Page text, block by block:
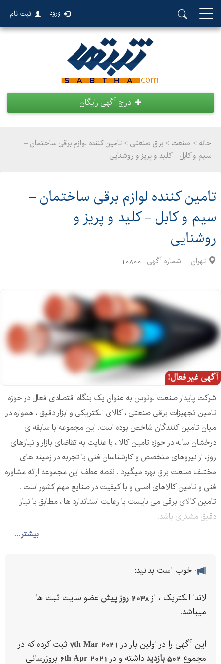
ورود ثبت نام
درج آگهی رایگان
خانه > صنعت > برق صنعتی > تامین کننده لوازم برقی ساختمان –
سیم و کابل – کلید و پریز و روشنایی
تامین کننده لوازم برقی ساختمان –
سیم و کابل – کلید و پریز و
روشنایی
تهران شماره آگهی : 10800
آگهی غیر فعال!
بیشتر...
شرکت پایدار صنعت لوتوس به عنوان یک بنگاه اقتصادی فعال در حوزه
تامین تجهیزات برقی صنعتی ، کالای الکتریکی و ابزار دقیق ، همواره در
میان تامین کنندگان شاخص بوده است. این مجموعه با سابقه ی
درخشان ساله در حوزه تامین کالا ، با عنایت به تقاضای بازار و نیازهای
روز، از نیروهای متخصص و کارشناسان فنی با تجربه در زمینه های
مختلف صنعت برق بهره میگیرد . نقطه عطف این مجموعه ارائه مشاوره
فنی و تامین کالاهای اصلی و با کیفیت در صنایع مهم کشور است .
تامین کالای برقی می بایست با رعایت استاندارد ها ، مطابق با نیاز
دقیق مشتری باشد.
این مجموعه با مشارکت مستقیم تولیدکنندگان صنعت برق و الکتریک
همکاری و ارائه خدمات می باشد. هم‌اکنون محصولات و خدمات ما به
بر تعداد این همکاران و مقاصد، افزوده شود.
کارشناسان این مجموعه با انجام مشاوره فنی دقیق در زمینه کالا و
پذیرد.
خوب است بدانید:
لاندا الکتریک ، از2038 روز پیش
عضو سایت ثبت ها
میباشد.
این آگهی را در اولین بار در 7th Mar 2021 ثبت کرده که در
مجموع 502 بازدید داشته و در 6th Apr 2021 بروزرسانی